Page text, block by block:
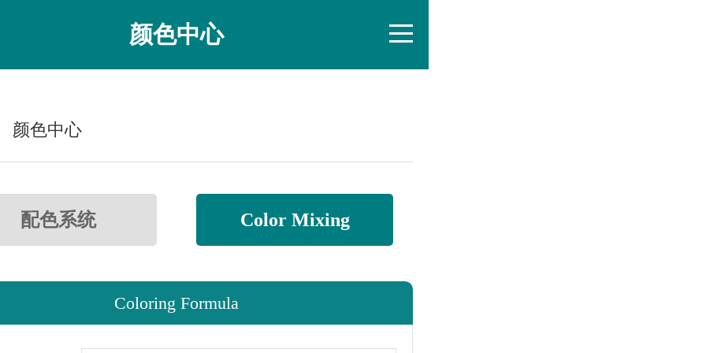
颜色中心
颜色中心
配色系统 Color Mixing
Coloring Formula